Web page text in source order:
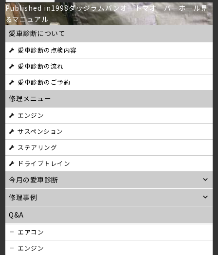
投
稿
ナ
ビ
ゲ
ー
シ
ョ
ン
Published in1998ダッジラムバンオートマオーバーホール見
るマニュアル
愛車診断について
愛車診断の点検内容
愛車診断の流れ
愛車診断のご予約
修理メニュー
エンジン
サスペンション
ステアリング
ドライブトレイン
今月の愛車診断
修理事例
Q&A
エアコン
エンジン